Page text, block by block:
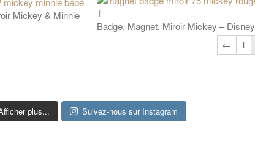
Mickey & Minnie
Badge, Magnet, Miroir Mickey – Disney
← 1
plus... Suivez-nous sur Instagram